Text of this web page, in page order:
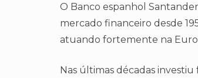
O Banco espanhol
mercado financeiro desde
atuando fortemente na
Nas últimas décadas